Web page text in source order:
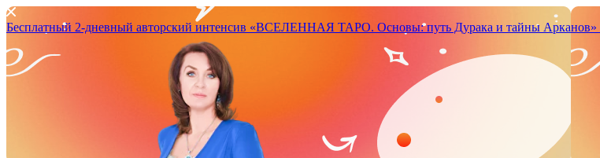
Бесплатный 2-дневный авторский интенсив «ВСЕЛЕННАЯ ТАРО. Основы: путь Дурака и тайны Арканов»